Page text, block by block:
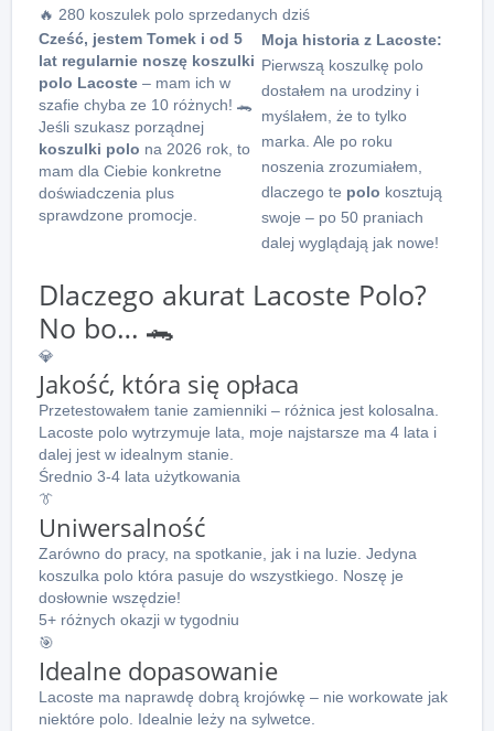
🔥 280 koszulek polo sprzedanych dziś
Cześć, jestem Tomek i od 5
lat regularnie noszę koszulki
polo Lacoste – mam ich w
szafie chyba ze 10 różnych! 🐊
Jeśli szukasz porządnej
koszulki polo na 2026 rok, to
mam dla Ciebie konkretne
doświadczenia plus
sprawdzone promocje.
Moja historia z Lacoste:
Pierwszą koszulkę polo
dostałem na urodziny i
myślałem, że to tylko
marka. Ale po roku
noszenia zrozumiałem,
dlaczego te polo kosztują
swoje – po 50 praniach
dalej wyglądają jak nowe!
Dlaczego akurat Lacoste Polo?
No bo… 🐊
💎
Jakość, która się opłaca
Przetestowałem tanie zamienniki – różnica jest kolosalna.
Lacoste polo wytrzymuje lata, moje najstarsze ma 4 lata i
dalej jest w idealnym stanie.
Średnio 3-4 lata użytkowania
👔
Uniwersalność
Zarówno do pracy, na spotkanie, jak i na luzie. Jedyna
koszulka polo która pasuje do wszystkiego. Noszę je
dosłownie wszędzie!
5+ różnych okazji w tygodniu
🎯
Idealne dopasowanie
Lacoste ma naprawdę dobrą krojówkę – nie workowate jak
niektóre polo. Idealnie leży na sylwetce.